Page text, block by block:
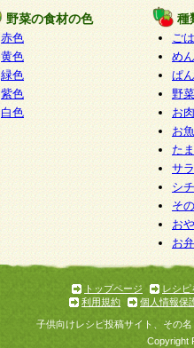
野菜の食材の色
赤色
黄色
緑色
紫色
白色
種
ご
めん
ぱん
野
お
お
た
サ
シ
そ
お
お
トップページ
レシピ
利用規約
個人情報保
子供向けレシピ投稿サイト、その
Copyright